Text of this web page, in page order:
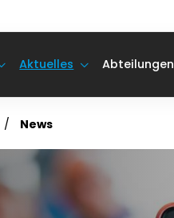
Aktuelles Abteilungen
News